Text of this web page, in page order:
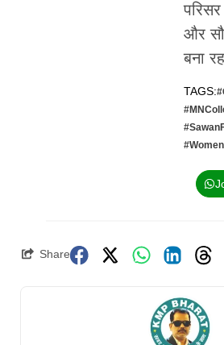
और
बना
TAGS:
Share